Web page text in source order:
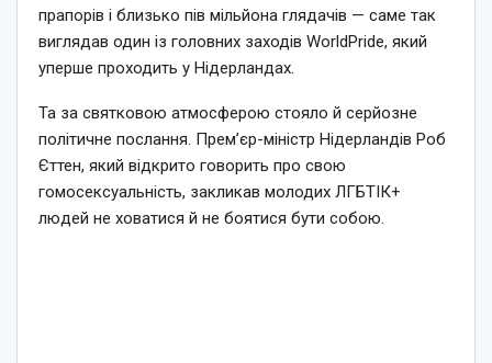
прапорів і близько пів мільйона глядачів — саме так
виглядав один із головних заходів WorldPride, який
уперше проходить у Нідерландах.
Та за святковою атмосферою стояло й серйозне
політичне послання. Прем’єр-міністр Нідерландів Роб
Єттен, який відкрито говорить про свою
гомосексуальність, закликав молодих ЛГБТІК+
людей не ховатися й не боятися бути собою.